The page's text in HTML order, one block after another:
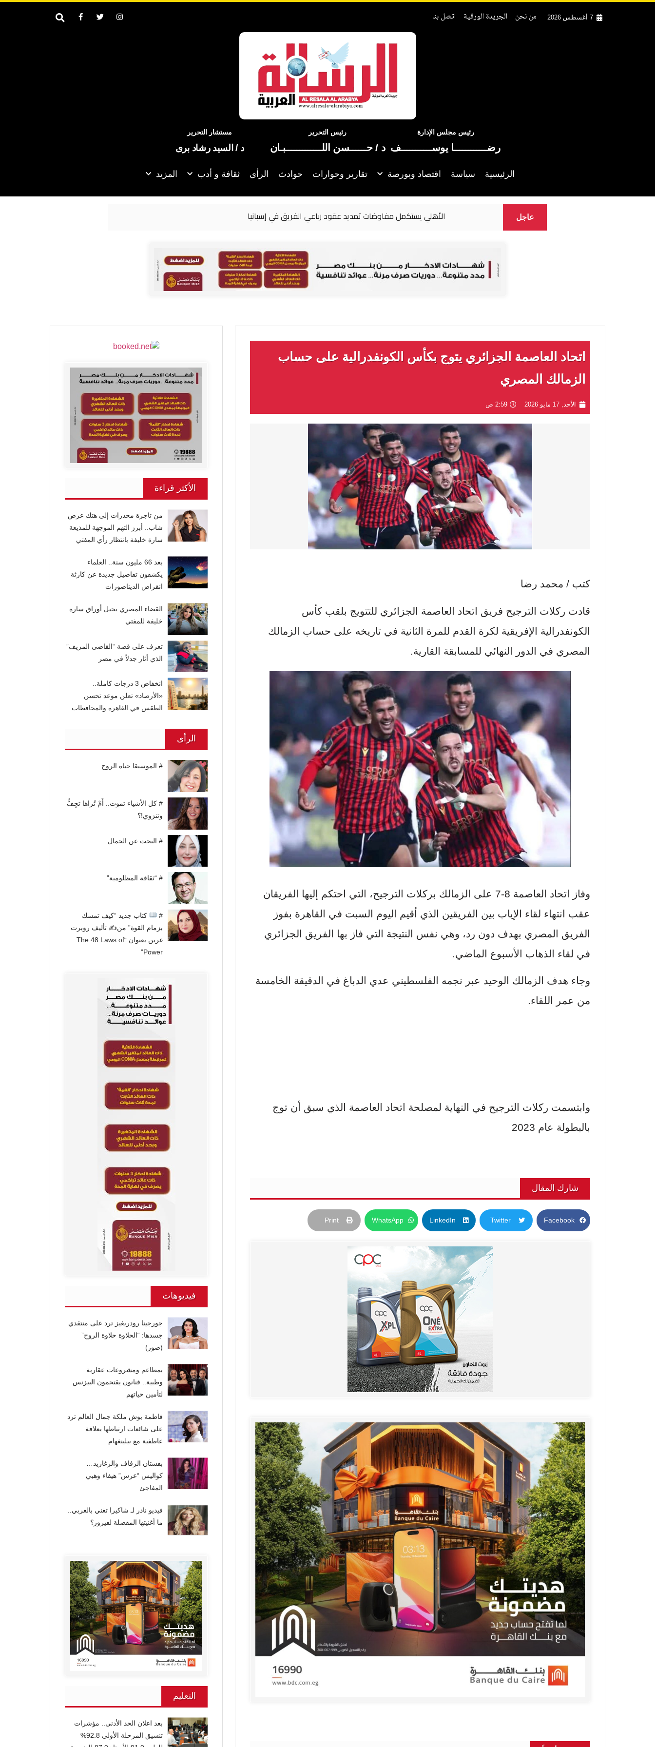
7 أغسطس 2026 من نحن الجريدة الورقية اتصل بنا
رئيس مجلس الإدارة
رضــــــــــــا يوســـــــــــف
رئيس التحرير
د / حــــــسن اللـــــــــــــبـان
مستشار التحرير
د / السيد رشاد برى
الرئيسية سياسة اقتصاد وبورصة تقارير وحوارات حوادث الرأى ثقافة و أدب المزيد
عاجل الأهلي يستكمل مفاوضات تمديد عقود رباعي الفريق في إسبانيا
اتحاد العاصمة الجزائري يتوج بكأس الكونفدرالية على حساب
الزمالك المصري
الأحد, 17 مايو 2026 2:59 ص
كتب / محمد رضا
قادت ركلات الترجيح فريق اتحاد العاصمة الجزائري للتتويج بلقب كأس
الكونفدرالية الإفريقية لكرة القدم للمرة الثانية في تاريخه على حساب الزمالك
المصري في الدور النهائي للمسابقة القارية.
وفاز اتحاد العاصمة 8-7 على الزمالك بركلات الترجيح، التي احتكم إليها الفريقان
عقب انتهاء لقاء الإياب بين الفريقين الذي أقيم اليوم السبت في القاهرة بفوز
الفريق المصري بهدف دون رد، وهي نفس النتيجة التي فاز بها الفريق الجزائري
في لقاء الذهاب الأسبوع الماضي.
وجاء هدف الزمالك الوحيد عبر نجمه الفلسطيني عدي الدباغ في الدقيقة الخامسة
من عمر اللقاء.
وابتسمت ركلات الترجيح في النهاية لمصلحة اتحاد العاصمة الذي سبق أن توج
بالبطولة عام 2023
شارك المقال
Facebook
Twitter
LinkedIn
WhatsApp
Print
الأكثر قراءة
من تاجرة مخدرات إلى هتك عرض
شاب.. أبرز التهم الموجهة للمذيعة
سارة خليفة بانتظار رأي المفتي
بعد 66 مليون سنة.. العلماء
يكشفون تفاصيل جديدة عن كارثة
انقراض الديناصورات
القضاء المصري يحيل أوراق سارة
خليفة للمفتي
تعرف على قصة “القاضي المزيف”
الذي أثار جدلاً في مصر
انخفاض 3 درجات كاملة..
«الأرصاد» تعلن موعد تحسن
الطقس في القاهرة والمحافظات
الرأى
# الموسيقا حياة الروح
# كل الأشياء تموت.. أَمْ تُراها تجِفُّ
وتنزوي!؟
# البحث عن الجمال
# “ثقافة المظلومية”
#
كتاب جديد “كيف تمسك
بزمام القوة” من✍ تأليف روبرت
غرين بعنوان “The 48 Laws of
Power”
فيديوهات
جورجينا رودريغيز ترد على منتقدي
جسدها: “الحلاوة حلاوة الروح”
(صور)
بمطاعم ومشروعات عقارية
وطبية.. فنانون يقتحمون البيزنس
لتأمين حياتهم
فاطمة بوش ملكة جمال العالم ترد
على شائعات ارتباطها بعلاقة
عاطفية مع بيلينغهام
بفستان الزفاف والزغاريد…
كواليس “عرس” هيفاء وهبي
المفاجئ
فيديو نادر لـ شاكيرا تغني بالعربي..
ما أغنيتها المفضلة لفيروز؟
التعليم
بعد اعلان الحد الأدنى.. مؤشرات
تنسيق المرحلة الأولي 92.8%